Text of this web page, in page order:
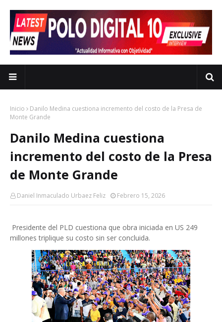
Inicio
Danilo Medina cuestiona incremento del costo de la Presa de
Monte Grande
Danilo Medina cuestiona
incremento del costo de la Presa
de Monte Grande
Daniel Inmaculado Urbaez Feliz Febrero 15, 2026
Presidente del PLD cuestiona que obra iniciada en US 249
millones triplique su costo sin ser concluida.